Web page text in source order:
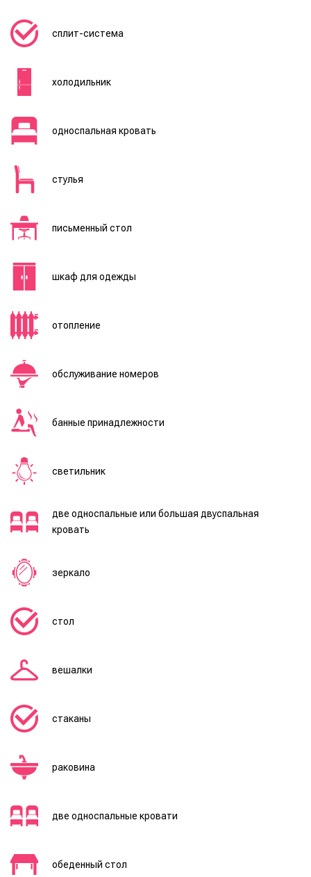
сплит-система
холодильник
односпальная кровать
стулья
письменный стол
шкаф для одежды
отопление
обслуживание номеров
банные принадлежности
светильник
две односпальные или большая двуспальная
кровать
зеркало
стол
вешалки
стаканы
раковина
две односпальные кровати
обеденный стол